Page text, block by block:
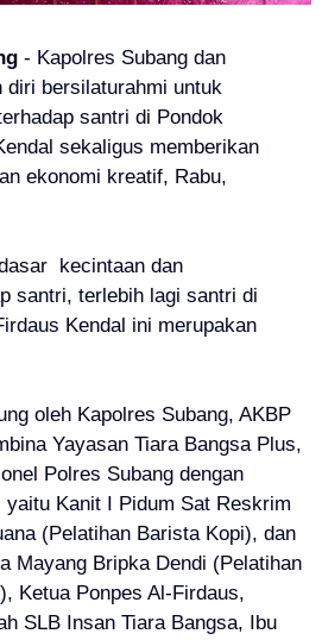
- Kapolres Subang dan
diri bersilaturahmi untuk
santri di Pondok
sekaligus memberikan
ekonomi kreatif, Rabu,
kecintaan dan
santri, terlebih lagi santri di
Kendal ini merupakan
oleh Kapolres Subang, AKBP
Yayasan Tiara Bangsa Plus,
Polres Subang dengan
yaitu Kanit I Pidum Sat Reskrim
(Pelatihan Barista Kopi), dan
Mayang Bripka Dendi (Pelatihan
Ketua Ponpes Al-Firdaus,
SLB Insan Tiara Bangsa, Ibu